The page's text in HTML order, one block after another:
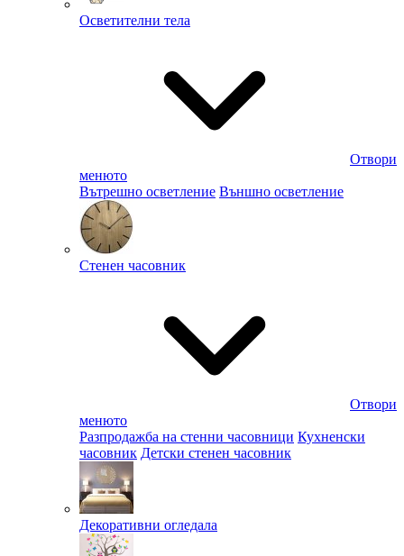
Осветителни тела
Отвори
менюто
Вътрешно осветление Външно осветление
Стенен часовник
Отвори
менюто
Разпродажба на стенни часовници Кухненски
часовник Детски стенен часовник
Декоративни огледала